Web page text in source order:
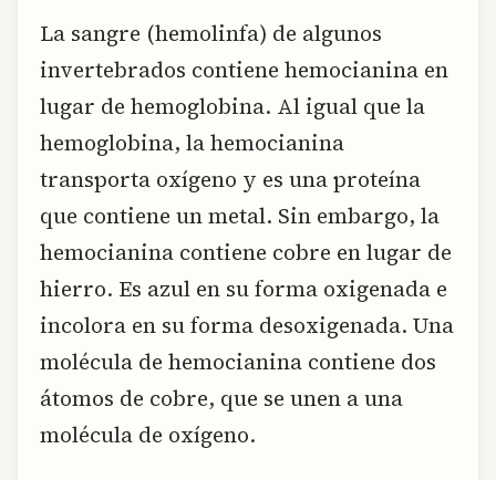
La sangre (hemolinfa) de algunos
invertebrados contiene hemocianina en
lugar de hemoglobina. Al igual que la
hemoglobina, la hemocianina
transporta oxígeno y es una proteína
que contiene un metal. Sin embargo, la
hemocianina contiene cobre en lugar de
hierro. Es azul en su forma oxigenada e
incolora en su forma desoxigenada. Una
molécula de hemocianina contiene dos
átomos de cobre, que se unen a una
molécula de oxígeno.